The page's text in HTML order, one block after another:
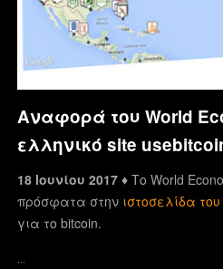
Αναφορά του World
ελληνικό site
18 Ιουνίου 2017 ♦Το World
πρόσφατα στην ιστοσελίδα του
για το bitcoin.